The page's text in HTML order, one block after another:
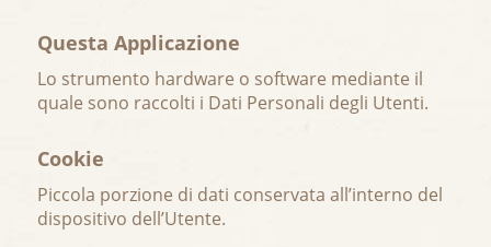
Questa Applicazione
Lo strumento hardware o software mediante il
quale sono raccolti i Dati Personali degli Utenti.
Cookie
Piccola porzione di dati conservata all’interno del
dispositivo dell’Utente.